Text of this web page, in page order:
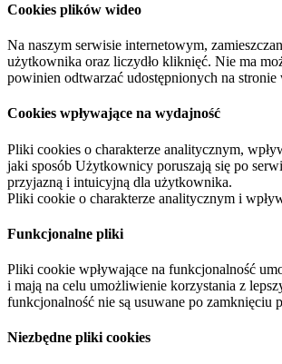
Cookies plików wideo
Na naszym serwisie internetowym,
użytkownika oraz liczydło kliknięć. Nie ma
powinien odtwarzać udostępnionych na
Cookies wpływające na wydajność
Pliki cookies o charakterze analitycznym,
jaki sposób Użytkownicy poruszają się po
przyjazną i intuicyjną dla użytkownika.
Pliki cookie o charakterze analitycznym i
Funkcjonalne pliki
Pliki cookie wpływające na funkcjonalność
i mają na celu umożliwienie korzystania z
funkcjonalność nie są usuwane po
Niezbędne pliki cookies